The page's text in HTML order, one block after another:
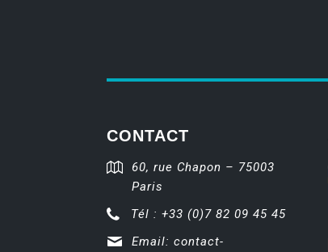
CONTACT
60, rue Chapon – 75003
Paris
Tél : +33 (0)7 82 09 45 45
Email: contact-